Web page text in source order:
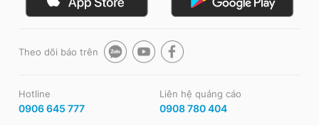
Theo dõi báo trên
Hotline
0906 645 777
Liên hệ quảng cáo
0908 780 404